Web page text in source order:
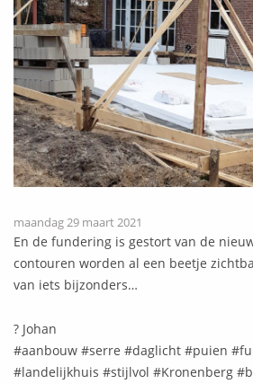
maandag 29 maart 2021
En de fundering is gestort van de
contouren worden al een beetje
van iets bijzonders…
? Johan
#aanbouw #serre #daglicht #puien
#landelijkhuis #stijlvol #Kronenberg